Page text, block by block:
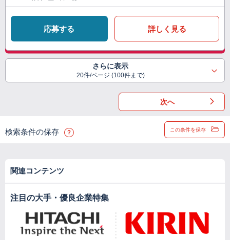
応募する 詳しく見る
さらに表示
20件/ページ (100件まで)
次へ
検索条件の保存 この条件を保存
関連コンテンツ
注目の大手・優良企業特集